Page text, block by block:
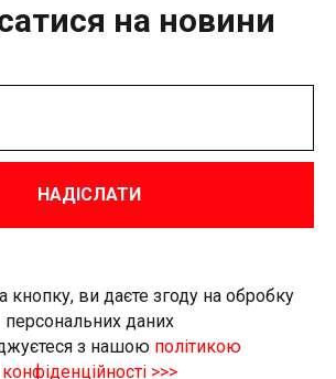
на новини
НАДІСЛАТИ
кнопку, ви даєте згоду на обробку
персональних даних
з нашою політикою
конфіденційності >>>